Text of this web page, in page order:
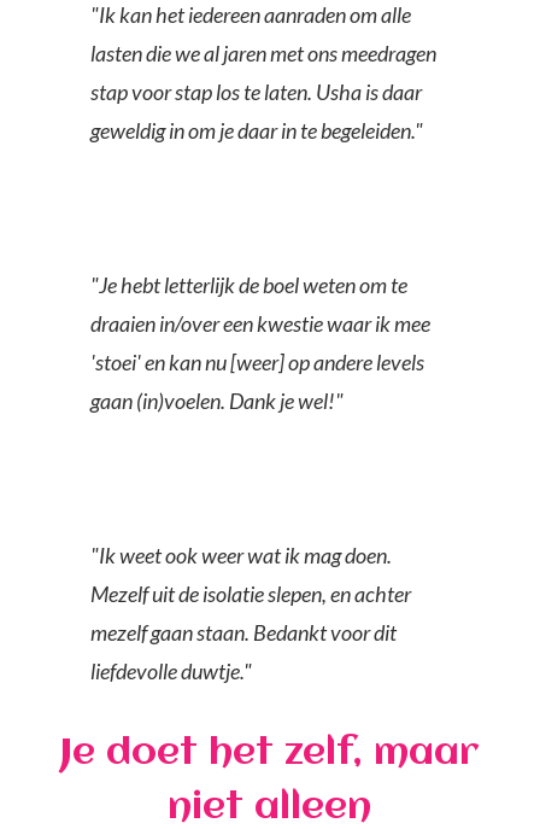
"Ik kan het iedereen aanraden om alle
lasten die we al jaren met ons meedragen
stap voor stap los te laten. Usha is daar
geweldig in om je daar in te begeleiden."
"Je hebt letterlijk de boel weten om te
draaien in/over een kwestie waar ik mee
'stoei' en kan nu [weer] op andere levels
gaan (in)voelen. Dank je wel!"
"Ik weet ook weer wat ik mag doen.
Mezelf uit de isolatie slepen, en achter
mezelf gaan staan. Bedankt voor dit
liefdevolle duwtje."
Je doet het zelf, maar
niet alleen